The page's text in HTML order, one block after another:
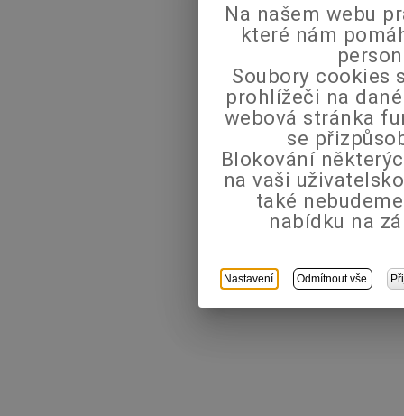
Na našem webu
které nám
Soubory cookies
prohlížeči na
webová stránka
se
Blokování
na vaši
také
nabídku na
Nastavení Odmítnout vše